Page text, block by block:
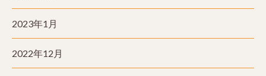
2023年1月
2022年12月